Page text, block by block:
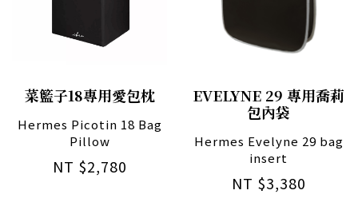
菜籃子18專用愛包枕
Hermes Picotin 18 Bag
Pillow
NT $2,780
EVELYNE 29 專用喬莉
包內袋
Hermes Evelyne 29 bag
insert
NT $3,380